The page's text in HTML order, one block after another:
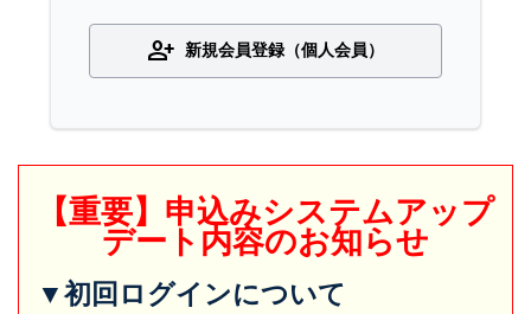
person_add 新規会員登録（個人会員）
【重要】申込みシステムアップ
デート内容のお知らせ
▼初回ログインについて